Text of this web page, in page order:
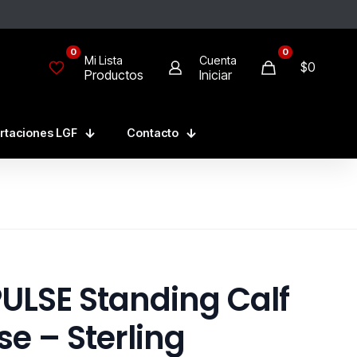
0
Mi Lista
Productos
Cuenta
Iniciar
0
$0
LGF Contacto
Standing Calf
– Sterling